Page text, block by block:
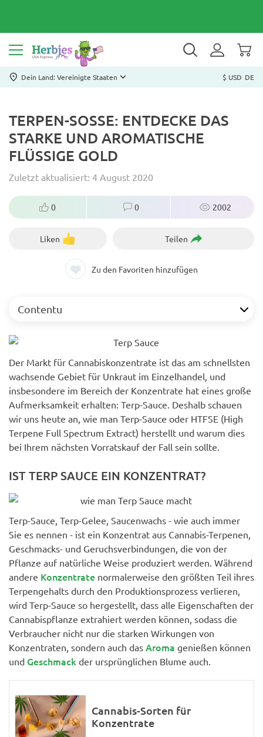
Dein Land: Vereinigte Staaten $ USD DE
TERPEN-SOSSE: ENTDECKE DAS S
TARKE UND AROMATISCHE F
LÜSSIGE GOLD
Zuletzt aktualisiert: 4 August 2020
Contentu
Der Markt für Cannabiskonzentrate ist das am schnellsten
wachsende Gebiet für Unkraut im Einzelhandel, und
insbesondere im Bereich der Konzentrate hat eines große
Aufmerksamkeit erhalten: Terp-Sauce. Deshalb schauen
wir uns heute an, wie man Terp-Sauce oder HTFSE (High
Terpene Full Spectrum Extract) herstellt und warum dies
bei Ihrem nächsten Vorratskauf der Fall sein sollte.
IST TERP SAUCE EIN KONZENTRAT?
Terp-Sauce, Terp-Gelee, Saucenwachs - wie auch immer
Sie es nennen - ist ein Konzentrat aus Cannabis-Terpenen,
Geschmacks- und Geruchsverbindungen, die von der
Pflanze auf natürliche Weise produziert werden. Während
andere Konzentrate normalerweise den größten Teil ihres
Terpengehalts durch den Produktionsprozess verlieren,
wird Terp-Sauce so hergestellt, dass alle Eigenschaften der
Cannabispflanze extrahiert werden können, sodass die
Verbraucher nicht nur die starken Wirkungen von
Konzentraten, sondern auch das Aroma genießen können
und Geschmack der ursprünglichen Blume auch.
Cannabis-Sorten für
Konzentrate
0 0 2002
Liken Teilen
Zu den Favoriten hinzufügen